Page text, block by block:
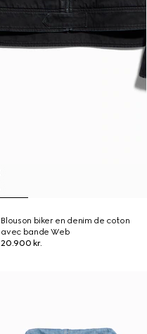
Blouson biker en denim de coton
avec bande Web
20.900 kr.